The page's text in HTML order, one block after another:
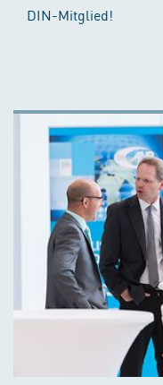
DIN-Mitglied!